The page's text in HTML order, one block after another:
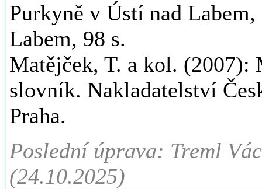
Purkyně v Ústí nad
Labem, 98 s.
Matějček, T. a kol.
slovník. Nakladatelství
Praha.
Poslední úprava: Treml
(24.10.2025)